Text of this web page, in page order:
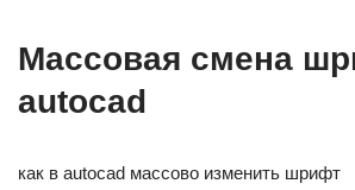
Массовая смена
autocad
как в autocad массово изменить шрифт